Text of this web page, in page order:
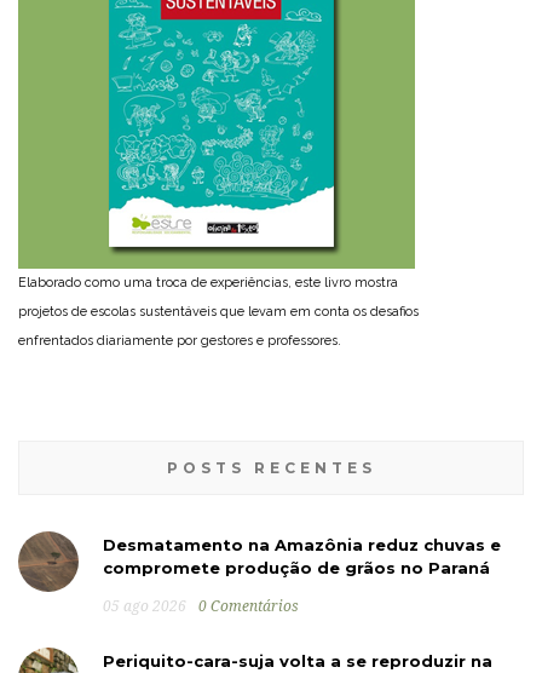
Elaborado como uma troca de experiências, este livro mostra
projetos de escolas sustentáveis que levam em conta os desafios
enfrentados diariamente por gestores e professores.
POSTS RECENTES
Desmatamento na Amazônia reduz chuvas e
compromete produção de grãos no Paraná
05 ago 2026 0 Comentários
Periquito-cara-suja volta a se reproduzir na